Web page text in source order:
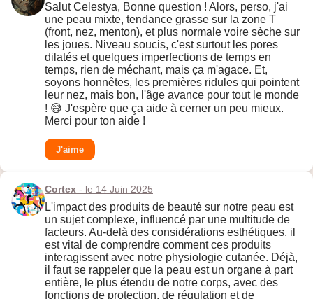
Salut Celestya, Bonne question ! Alors, perso, j'ai
une peau mixte, tendance grasse sur la zone T
(front, nez, menton), et plus normale voire sèche sur
les joues. Niveau soucis, c'est surtout les pores
dilatés et quelques imperfections de temps en
temps, rien de méchant, mais ça m'agace. Et,
soyons honnêtes, les premières ridules qui pointent
leur nez, mais bon, l'âge avance pour tout le monde
! 😅 J'espère que ça aide à cerner un peu mieux.
Merci pour ton aide !
J'aime
Cortex - le 14 Juin 2025
L'impact des produits de beauté sur notre peau est
un sujet complexe, influencé par une multitude de
facteurs. Au-delà des considérations esthétiques, il
est vital de comprendre comment ces produits
interagissent avec notre physiologie cutanée. Déjà,
il faut se rappeler que la peau est un organe à part
entière, le plus étendu de notre corps, avec des
fonctions de protection, de régulation et de